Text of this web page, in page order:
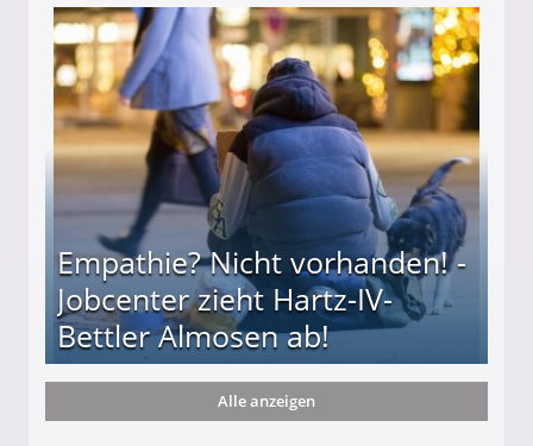
mit riesigem Tumor!
Empathie? Nicht vorhanden! -
Jobcenter zieht Hartz-IV-
Bettler Almosen ab!
Hartz-IV-Bettler Almosen ab!
Alle anzeigen